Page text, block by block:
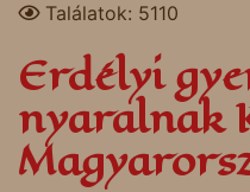
Találatok: 5110
Erdélyi
nyaralnak